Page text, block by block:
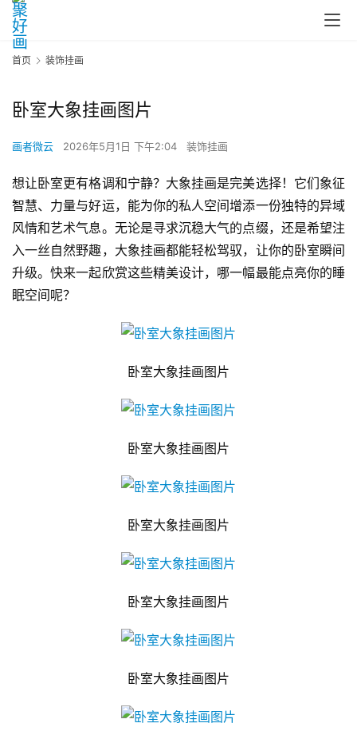
首页 装饰挂画
卧室大象挂画图片
画者微云 2026年5月1日 下午2:04 装饰挂画
想让卧室更有格调和宁静？大象挂画是完美选择！它们象征
智慧、力量与好运，能为你的私人空间增添一份独特的异域
风情和艺术气息。无论是寻求沉稳大气的点缀，还是希望注
入一丝自然野趣，大象挂画都能轻松驾驭，让你的卧室瞬间
升级。快来一起欣赏这些精美设计，哪一幅最能点亮你的睡
眠空间呢？
卧室大象挂画图片
卧室大象挂画图片
卧室大象挂画图片
卧室大象挂画图片
卧室大象挂画图片